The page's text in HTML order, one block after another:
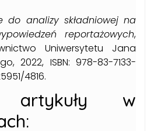
do analizy składniowej na
reportażowych,
Uniwersytetu Jana
2022, ISBN: 978-83-7133-
4816.
artykuły w